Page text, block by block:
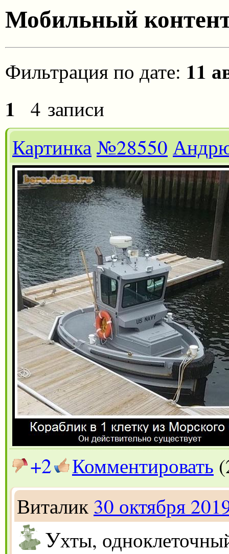
Мобильный
Фильтрация по дате: 11
1
4 записи
Картинка№28550
+2 Комментировать
Виталик 30 октября
Ухты,